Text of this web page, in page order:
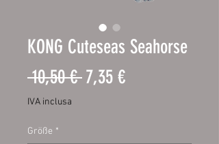
KONG Cuteseas Seahorse
10,50 € Prezzo
7,35 €Prezzo
IVA inclusa
Größe *